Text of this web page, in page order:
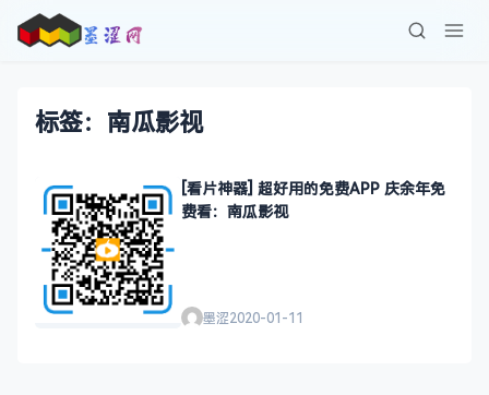
标签：南瓜影视
[看片神器] 超好用的免费APP 庆余年免
费看：南瓜影视
墨涩2020-01-11